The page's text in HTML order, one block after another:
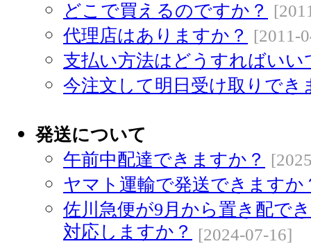
どこで買えるのですか？
代理店はありますか？ [2011-
支払い方法はどうすればいい
今注文して明日受け取りでき
発送について
午前中配達できますか？
ヤマト運輸で発送できますか
佐川急便が9月から置き配で
対応しますか？ [2024-07-16]